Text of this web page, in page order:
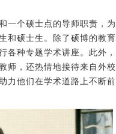
一个硕士点的导师职责，为
和硕士生。除了硕博的教育
各种专题学术讲座。此外，
师，还热情地接待来自外校
力他们在学术道路上不断前